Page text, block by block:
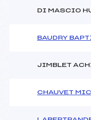
DI MASCIO
BAUDRY
JIMBLET
CHAUVET